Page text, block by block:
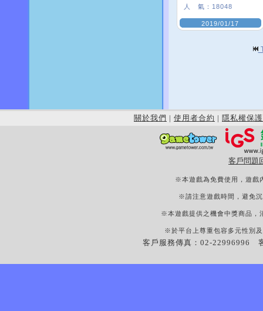
人 氣： 18048
2019/01/17
關於我們 | 使用者合約 | 隱私權保護
客戶問題
※本遊戲為免費使用，遊戲
※請注意遊戲時間，避免
※本遊戲提供之機會中獎商品，
※於平台上尊重包容多元性別
客戶服務傳真：02-22996996